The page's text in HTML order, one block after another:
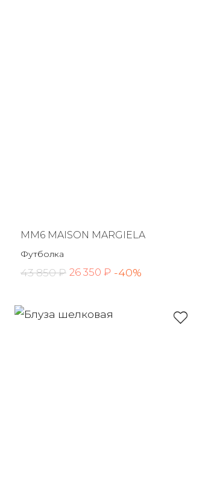
MM6 MAISON MARGIELA
Футболка
43 850 ₽ 26 350 ₽ -40%